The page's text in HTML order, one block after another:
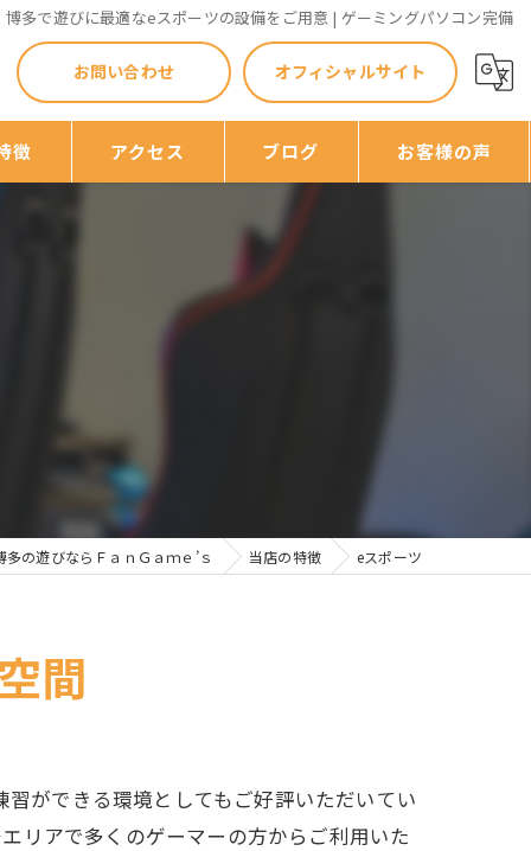
博多で遊びに最適なeスポーツの設備をご用意 | ゲーミングパソコン完備
お問い合わせ オフィシャルサイト
徴 アクセス ブログ お客様の声
多の遊びならＦａｎＧａｍｅ’ｓ 当店の特徴 eスポーツ
間
ができる環境としてもご好評いただいてい
リアで多くのゲーマーの方からご利用いた